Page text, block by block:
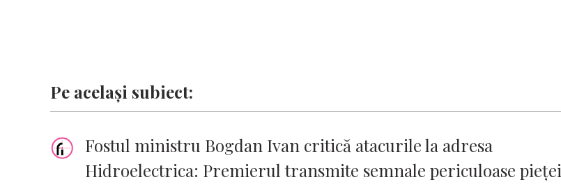
Pe același subiect:
Fostul ministru Bogdan Ivan critică atacurile la adresa
Hidroelectrica: Premierul transmite semnale periculoase pieței